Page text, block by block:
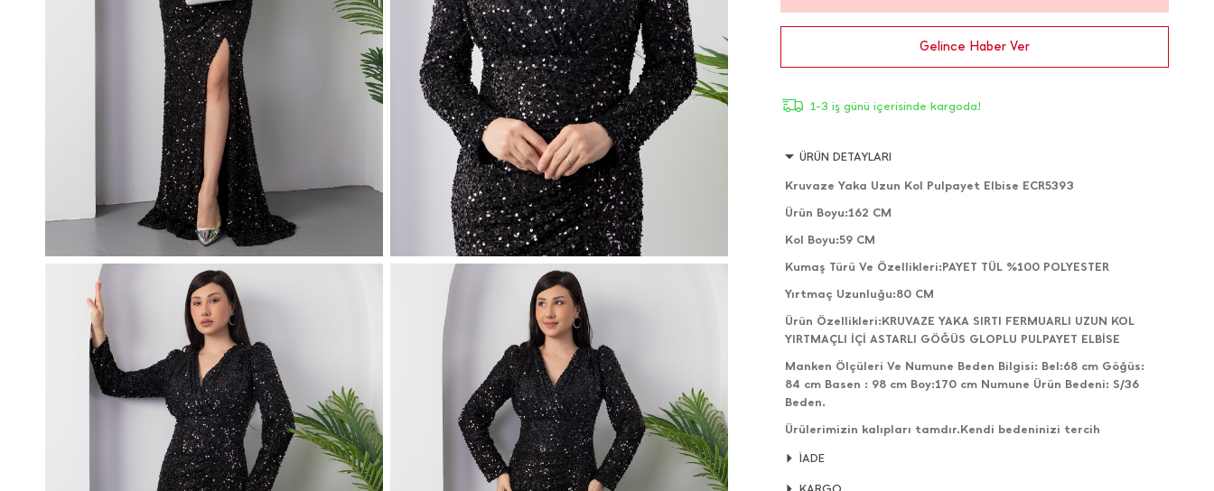
Gelince Haber Ver
1-3 iş günü içerisinde kargoda!
ÜRÜN DETAYLARI
Kruvaze Yaka Uzun Kol Pulpayet Elbise ECR5393
Ürün Boyu:162 CM
Kol Boyu:59 CM
Kumaş Türü Ve Özellikleri:PAYET TÜL %100 POLYESTER
Yırtmaç Uzunluğu:80 CM
Ürün Özellikleri:KRUVAZE YAKA SIRTI FERMUARLI UZUN KOL
YIRTMAÇLI İÇİ ASTARLI GÖĞÜS GLOPLU PULPAYET ELBİSE
Manken Ölçüleri Ve Numune Beden Bilgisi: Bel:68 cm Göğüs:
84 cm Basen : 98 cm Boy:170 cm Numune Ürün Bedeni: S/36
Beden.
Ürülerimizin kalıpları tamdır.Kendi bedeninizi tercih
İADE
KARGO